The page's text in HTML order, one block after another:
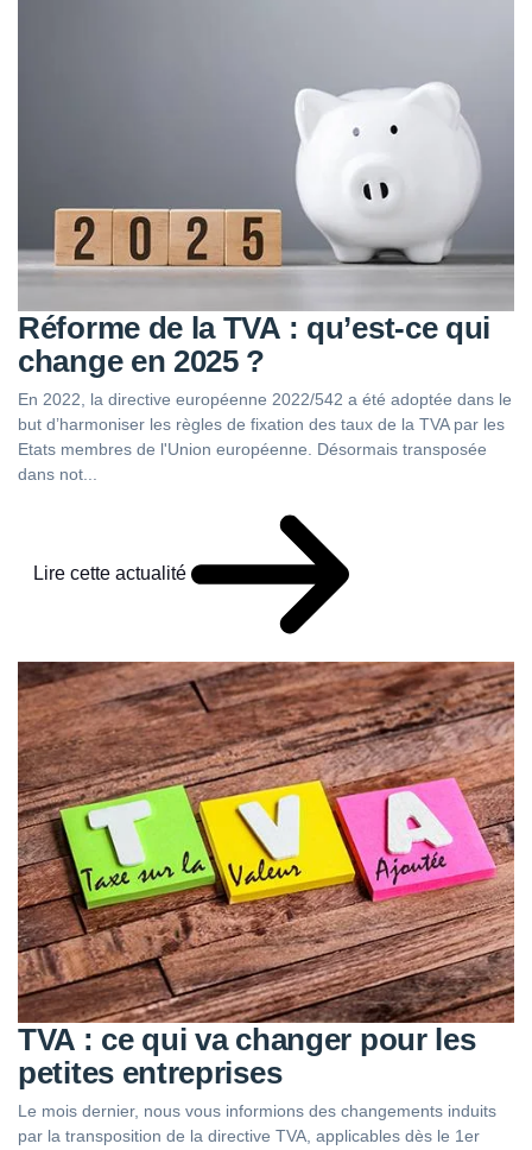
Réforme de la TVA : qu’est-ce qui
change en 2025 ?
En 2022, la directive européenne 2022/542 a été adoptée dans le
but d’harmoniser les règles de fixation des taux de la TVA par les
Etats membres de l'Union européenne. Désormais transposée
dans not...
Lire cette actualité
TVA : ce qui va changer pour les
petites entreprises
Le mois dernier, nous vous informions des changements induits
par la transposition de la directive TVA, applicables dès le 1er